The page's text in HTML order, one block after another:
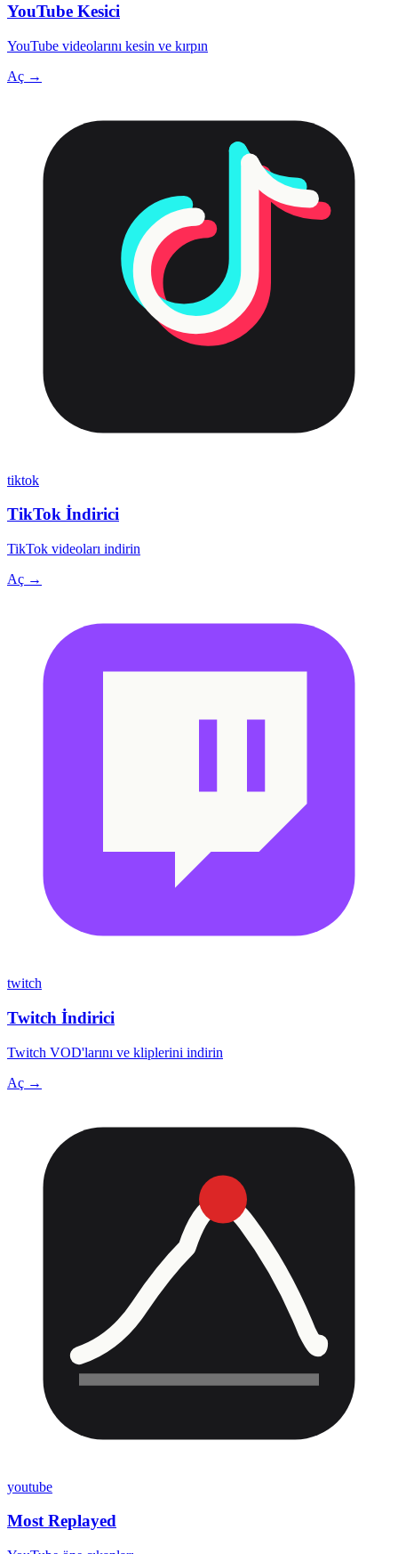
YouTube Kesici
YouTube videolarını kesin ve kırpın
Aç →
tiktok
TikTok İndirici
TikTok videoları indirin
Aç →
twitch
Twitch İndirici
Twitch VOD'larını ve kliplerini indirin
Aç →
youtube
Most Replayed